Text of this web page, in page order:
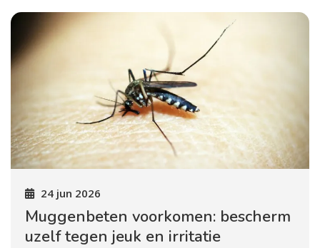
24 jun 2026
Muggenbeten voorkomen: bescherm
uzelf tegen jeuk en irritatie